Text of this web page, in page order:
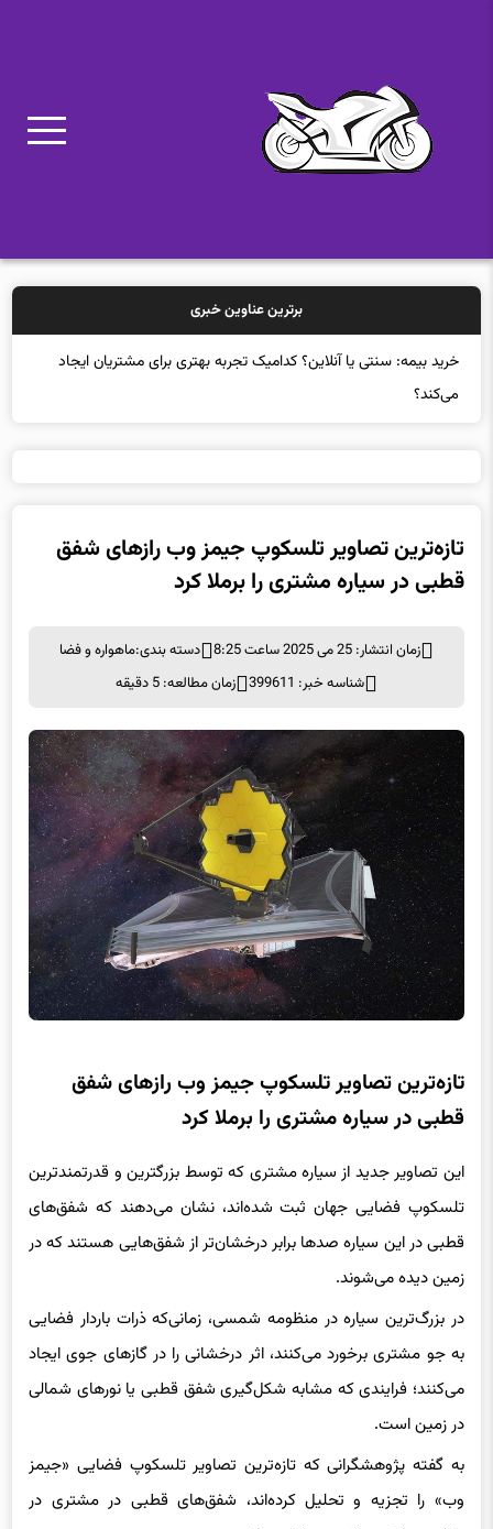
برترین عناوین خبری
خرید بیمه: سنتی یا آنلاین؟ کدامیک تجربه بهتری برای مشتریان ایجاد
می‌کند؟
تازه‌ترین تصاویر تلسکوپ جیمز وب رازهای شفق‌
قطبی در سیاره مشتری را برملا کرد
زمان انتشار: 25 می 2025 ساعت 8:25 دسته بندی:ماهواره و فضا
شناسه خبر: 399611
زمان مطالعه: 5 دقیقه
تازه‌ترین تصاویر تلسکوپ جیمز وب رازهای شفق‌
قطبی در سیاره مشتری را برملا کرد
این تصاویر جدید از سیاره مشتری که توسط بزرگترین و قدرتمندترین
تلسکوپ فضایی جهان ثبت شده‌اند، نشان می‌دهند که شفق‌های
قطبی در این سیاره صدها برابر درخشان‌تر از شفق‌هایی هستند که در
زمین دیده می‌شوند.
در بزرگ‌ترین سیاره در منظومه شمسی، زمانی‌که ذرات باردار فضایی
به جو مشتری برخورد می‌کنند، اثر درخشانی را در گازهای جوی ایجاد
می‌کنند؛ فرایندی که مشابه شکل‌گیری شفق قطبی یا نورهای شمالی
در زمین است.
به گفته پژوهشگرانی که تازه‌ترین تصاویر تلسکوپ فضایی «جیمز
وب» را تجزیه و تحلیل کرده‌اند، شفق‌های قطبی در مشتری در